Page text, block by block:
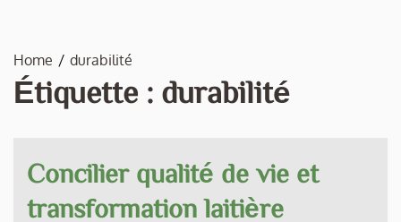
Home durabilité
Étiquette : durabilité
Concilier qualité de vie et
transformation laitière